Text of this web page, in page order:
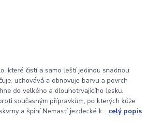
které čistí a samo leští jedinou snadnou
uchovává a obnovuje barvu a povrch
do velkého a dlouhotrvajícího lesku.
současným přípravkům, po kterých kůže
a špiní Nemastí jezdecké k... celý popis